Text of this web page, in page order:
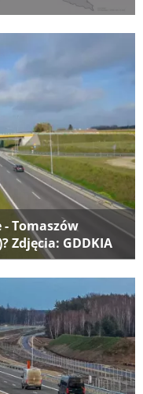
- Tomaszów
Zdjęcia: GDDKIA